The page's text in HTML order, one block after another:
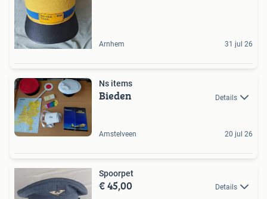
Arnhem 31 jul 26
Ns items
Bieden Details
Amstelveen 20 jul 26
Spoorpet
€ 45,00 Details